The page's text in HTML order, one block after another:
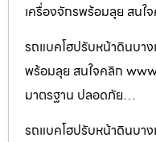
เครื่องจักรพร้อมลุย สน
รถแบคโฮปรับหน้าดินบา
พร้อมลุย สนใจคลิก
มาตรฐาน ปลอดภัย…
รถแบคโฮปรับหน้าดินบา